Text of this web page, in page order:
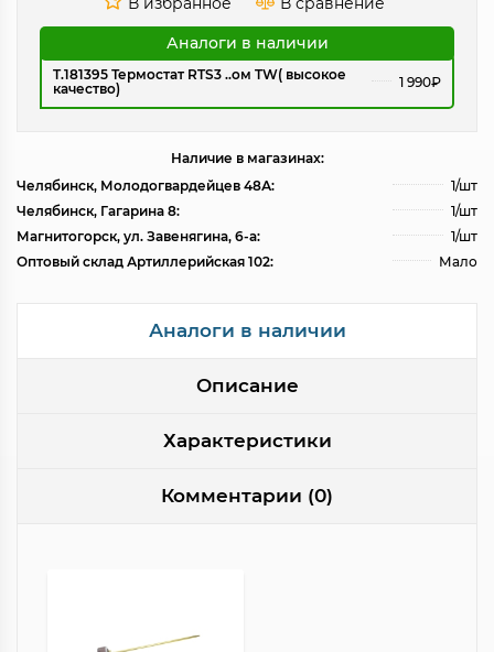
Аналоги в наличии
T.181395 Термостат RTS3 ..ом TW( высокое
качество)
1 990₽
Наличие в магазинах:
Челябинск, Молодогвардейцев 48А:
1/шт
Челябинск, Гагарина 8:
1/шт
Магнитогорск, ул. Завенягина, 6-а:
1/шт
Оптовый склад Артиллерийская 102:
Мало
Аналоги в наличии
Описание
Характеристики
Комментарии (0)